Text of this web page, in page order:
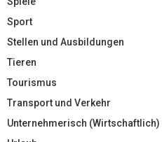
Sport
Stellen und Ausbildungen
Tieren
Tourismus
Transport und Verkehr
Unternehmerisch (Wirtschaftlich)